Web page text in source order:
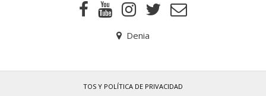
Denia
TOS Y POLÍTICA DE PRIVACIDAD